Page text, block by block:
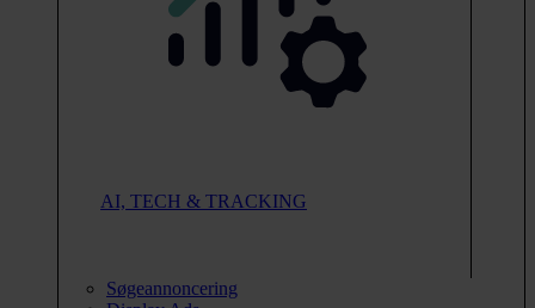
AI, TECH & TRACKING
Søgeannoncering